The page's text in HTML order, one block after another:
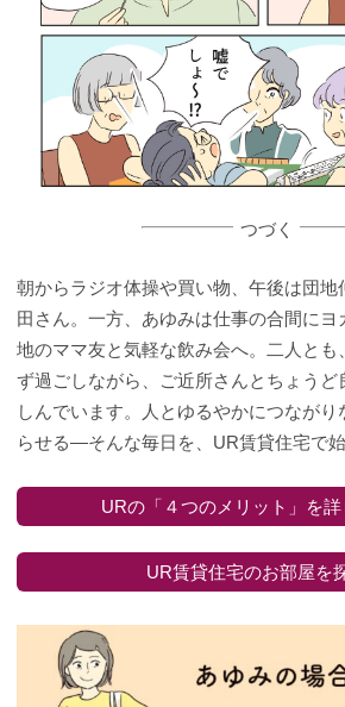
つづく
朝からラジオ体操や買い物、午後は団
田さん。一方、あゆみは仕事の合間にヨ
地のママ友と気軽な飲み会へ。二人とも
ず過ごしながら、ご近所さんとちょうど
しんでいます。人とゆるやかにつなが
らせる―そんな毎日を、UR賃貸住宅で
URの「４つのメリット」を詳
UR賃貸住宅のお部屋を